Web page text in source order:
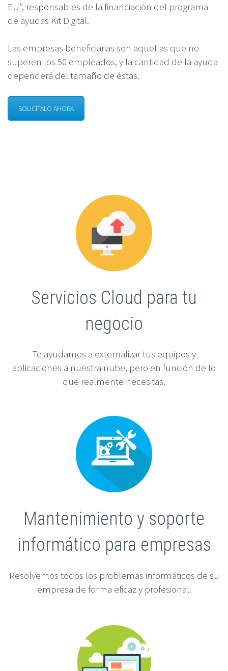
EU”, responsables de la financiación del programa
de ayudas Kit Digital.
Las empresas beneficiarias son aquellas que no
superen los 50 empleados, y la cantidad de la ayuda
dependerá del tamaño de éstas.
SOLICÍTALO AHORA
Servicios Cloud para tu
negocio
Te ayudamos a externalizar tus equipos y
aplicaciones a nuestra nube, pero en función de lo
que realmente necesitas.
Mantenimiento y soporte
informático para empresas
Resolvemos todos los problemas informáticos de su
empresa de forma eficaz y profesional.